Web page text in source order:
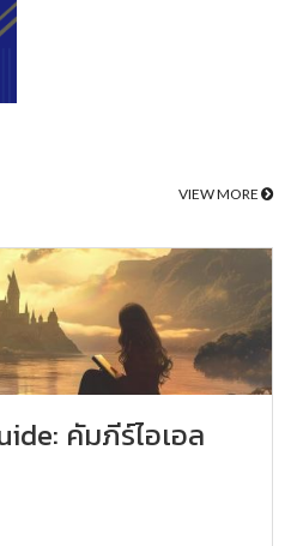
VIEW MORE
คัมภีร์ไอเอล